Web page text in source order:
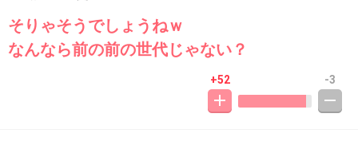
そりゃそうでしょうねｗ
なんなら前の前の世代じゃない？
+52 -3